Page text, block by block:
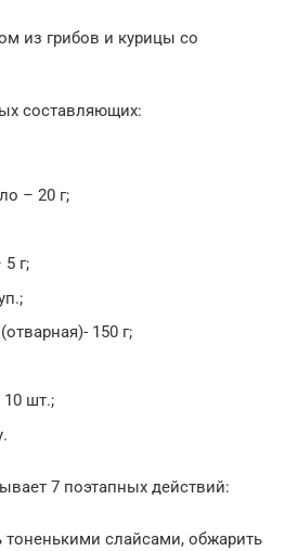
составляющих:
– 20 г;
г;
150 г;
шт.;
7 поэтапных действий:
тоненькими слайсами, обжарить